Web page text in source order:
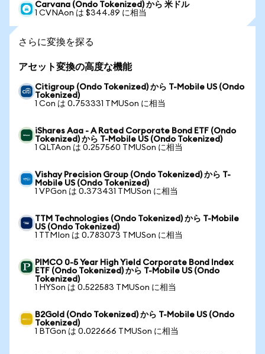
Carvana (Ondo Tokenized) から 米ドル
1 CVNAon は $344.89 に相当
さらに変換を探る
アセット変換の高度な機能
Citigroup (Ondo Tokenized) から T-Mobile US (Ondo
Tokenized)
1 Con は 0.753331 TMUSon に相当
iShares Aaa - A Rated Corporate Bond ETF (Ondo
Tokenized) から T-Mobile US (Ondo Tokenized)
1 QLTAon は 0.257560 TMUSon に相当
Vishay Precision Group (Ondo Tokenized) から T-
Mobile US (Ondo Tokenized)
1 VPGon は 0.373431 TMUSon に相当
TTM Technologies (Ondo Tokenized) から T-Mobile
US (Ondo Tokenized)
1 TTMIon は 0.783073 TMUSon に相当
PIMCO 0-5 Year High Yield Corporate Bond Index
ETF (Ondo Tokenized) から T-Mobile US (Ondo
Tokenized)
1 HYSon は 0.522583 TMUSon に相当
B2Gold (Ondo Tokenized) から T-Mobile US (Ondo
Tokenized)
1 BTGon は 0.022666 TMUSon に相当